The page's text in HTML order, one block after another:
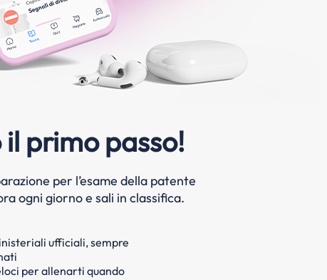
primo passo!
per l’esame della patente
ogni giorno e sali in classifica.
ufficiali, sempre
per allenarti quando